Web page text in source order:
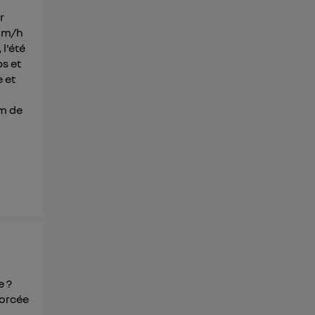
h
l'été
et
et
de
?